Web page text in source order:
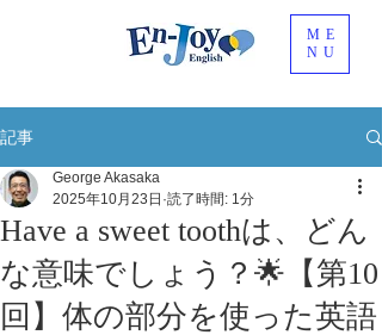
ME
NU
記事
Have a sweet toothは、どん
な意味でしょう？🌟【第10
回】体の部分を使った英語
George Akasaka
2025年10月23日 読了時間: 1分